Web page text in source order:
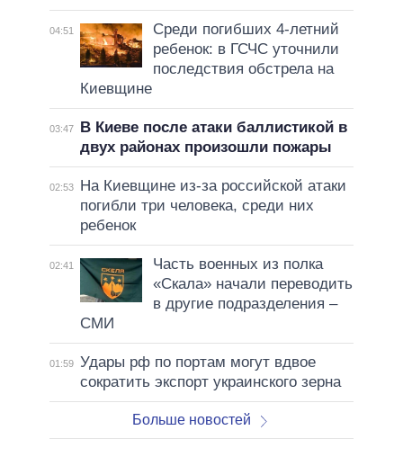
04:51
Среди погибших 4-летний
ребенок: в ГСЧС уточнили
последствия обстрела на
Киевщине
03:47
В Киеве после атаки баллистикой в
двух районах произошли пожары
02:53
На Киевщине из-за российской атаки
погибли три человека, среди них
ребенок
02:41
Часть военных из полка
«Скала» начали переводить
в другие подразделения –
СМИ
01:59 Удары рф по портам могут вдвое
сократить экспорт украинского зерна
Больше новостей